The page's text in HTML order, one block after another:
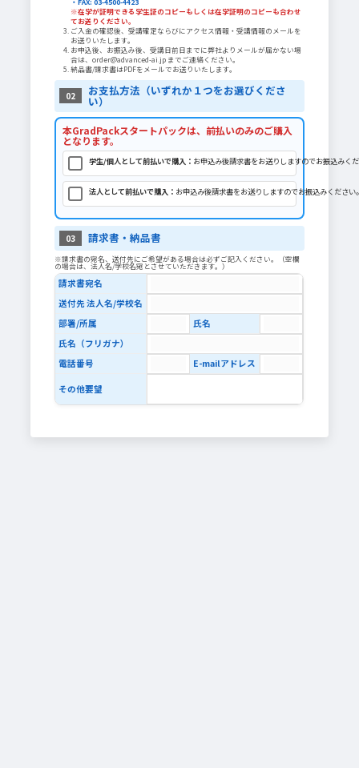
※在学が証明できる学生証のコピーもしくは在学証明のコピーも合わせ
てお送りください。
ご入金の確認後、受講確定ならびにアクセス情報・受講情報のメールを
お送りいたします。
お申込後、お振込み後、受講日前日までに弊社よりメールが届かない場
合は、order@advanced-ai.jp までご連絡ください。
納品書/請求書はPDFをメールでお送りいたします。
02 お支払方法（いずれか１つをお選びくださ
い）
本GradPackスタートパックは、前払いのみのご購入
となります。
学生/個人として前払いで購入： お申込み後請求書をお送りしますのでお振込みく
法人として前払いで購入： お申込み後請求書をお送りしますのでお振込みくださ
03 請求書・納品書
※請求書の宛名、送付先にご希望がある場合は必ずご記入ください。（空欄
の場合は、法人名/学校名宛とさせていただきます。）
請求書宛名
送付先 法人名/学校名
部署/所属
氏名
氏名（フリガナ）
電話番号
E-mailアドレス
その他要望